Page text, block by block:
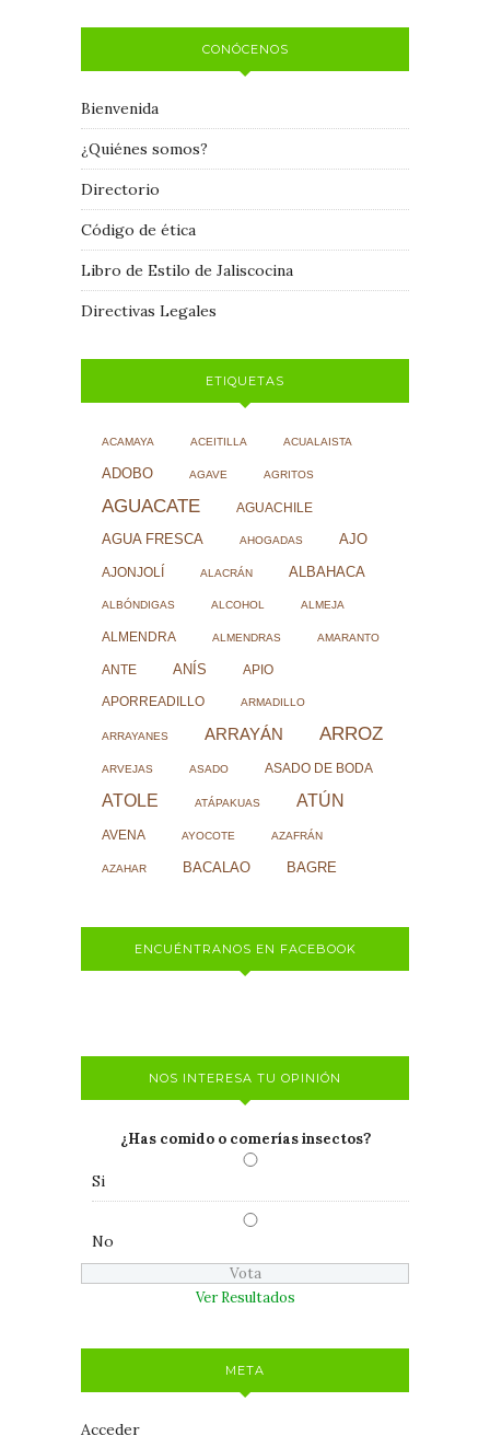
CONÓCENOS
Bienvenida
¿Quiénes somos?
Directorio
Código de ética
Libro de Estilo de Jaliscocina
Directivas Legales
ETIQUETAS
ACAMAYA ACEITILLA ACUALAISTA
ADOBO AGAVE AGRITOS
AGUACATE AGUACHILE
AGUA FRESCA AHOGADAS AJO
AJONJOLÍ ALACRÁN ALBAHACA
ALBÓNDIGAS ALCOHOL ALMEJA
ALMENDRA ALMENDRAS AMARANTO
ANTE ANÍS APIO
APORREADILLO ARMADILLO
ARRAYANES ARRAYÁN ARROZ
ARVEJAS ASADO ASADO DE BODA
ATOLE ATÁPAKUAS ATÚN
AVENA AYOCOTE AZAFRÁN
AZAHAR BACALAO BAGRE
ENCUÉNTRANOS EN FACEBOOK
NOS INTERESA TU OPINIÓN
¿Has comido o comerías insectos?
Si
No
Ver Resultados
META
Acceder